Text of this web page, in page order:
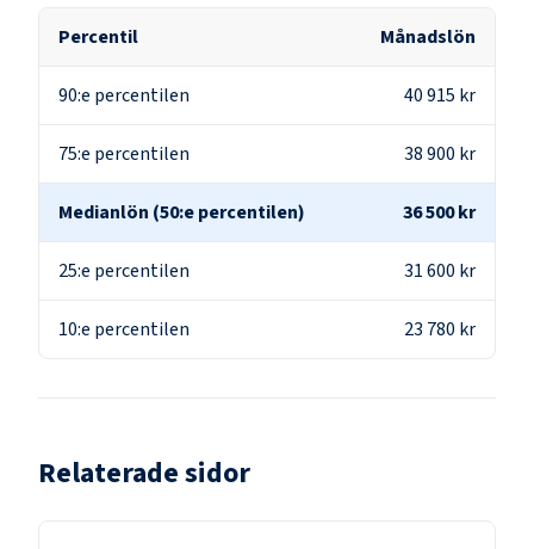
Percentil Månadslön
90:e percentilen 40 915 kr
75:e percentilen 38 900 kr
Medianlön (50:e percentilen) 36 500 kr
25:e percentilen 31 600 kr
10:e percentilen 23 780 kr
Relaterade sidor